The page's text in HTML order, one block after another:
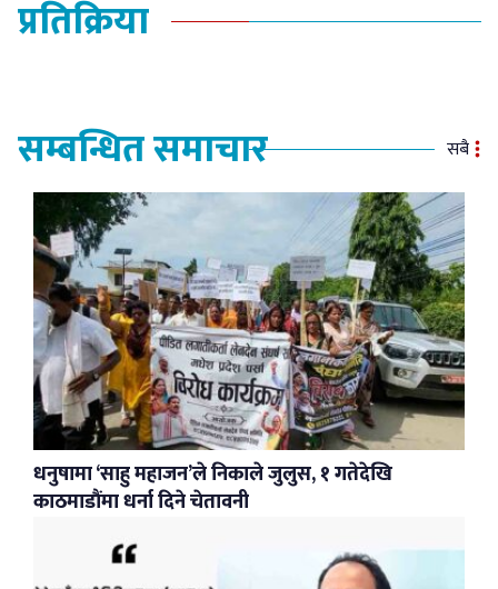
प्रतिक्रिया
सम्बन्धित समाचार सबै
धनुषामा ‘साहु महाजन’ले निकाले जुलुस, १ गतेदेखि
काठमाडौंमा धर्ना दिने चेतावनी